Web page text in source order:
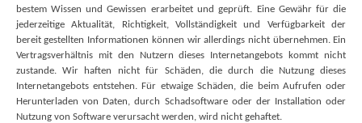
bestem Wissen und Gewissen erarbeitet und geprüft. Eine Gewähr für die
jederzeitige Aktualität, Richtigkeit, Vollständigkeit und Verfügbarkeit der
bereit gestellten Informationen können wir allerdings nicht übernehmen. Ein
Vertragsverhältnis mit den Nutzern dieses Internetangebots kommt nicht
zustande. Wir haften nicht für Schäden, die durch die Nutzung dieses
Internetangebots entstehen. Für etwaige Schäden, die beim Aufrufen oder
Herunterladen von Daten, durch Schadsoftware oder der Installation oder
Nutzung von Software verursacht werden, wird nicht gehaftet.